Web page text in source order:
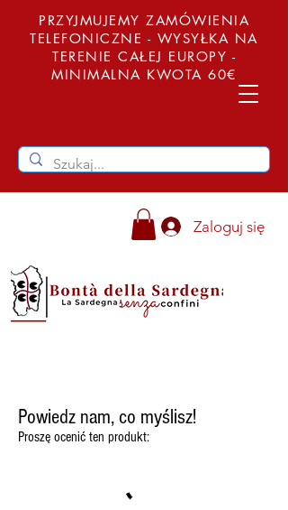
PRZYJMUJEMY ZAMÓWIENIA
TELEFONICZNE - WYSYŁKA NA
TERENIE CAŁEJ EUROPY -
MINIMALNA KWOTA 60€
Zaloguj się
Powiedz nam, co myślisz!
Proszę ocenić ten produkt: